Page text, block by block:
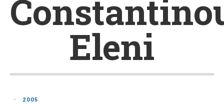
Eleni
- 2005